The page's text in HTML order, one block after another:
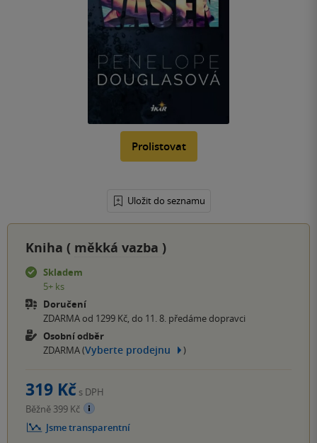
Prolistovat
Uložit do seznamu
Kniha ( měkká vazba )
Skladem
5+ ks
Doručení
ZDARMA od 1299 Kč, do 11. 8. předáme dopravci
Osobní odběr
ZDARMA (Vyberte prodejnu )
319 Kč s DPH
Běžně 399 Kč
Jsme transparentní